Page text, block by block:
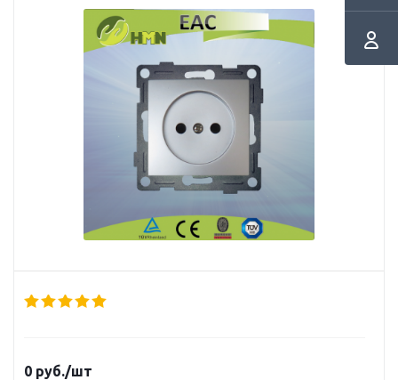
0 руб./шт